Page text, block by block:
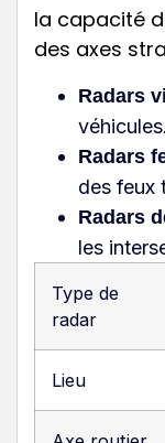
la capacité
des axes
Radars
véhicules.
Radars
des feux
Radars
les
Type de
radar
Lieu